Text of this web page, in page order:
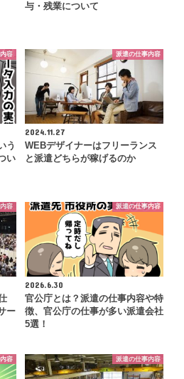
与・残業について
容
う
い
派遣の仕事内容
2024.11.27
WEBデザイナーはフリーランス
と派遣どちらが稼げるのか
容
ー
派遣の仕事内容
2026.6.30
官公庁とは？派遣の仕事内容や特
徴、官公庁の仕事が多い派遣会社
5選！
容 派遣の仕事内容